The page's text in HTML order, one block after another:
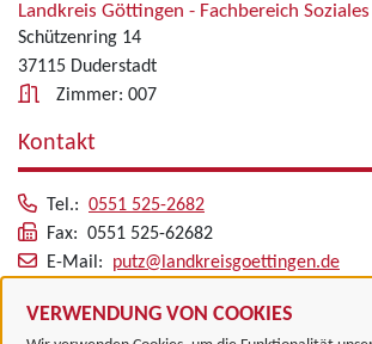
VERWENDUNG VON COOKIES
Landkreis Göttingen - Fachbereich
Schützenring 14
37115 Duderstadt
Zimmer: 007
Kontakt
Tel.: 0551 525-2682
Fax: 0551 525-62682
E-Mail: putz@landkreisgoettingen.de
Alle zugeordneten Einrichtungen